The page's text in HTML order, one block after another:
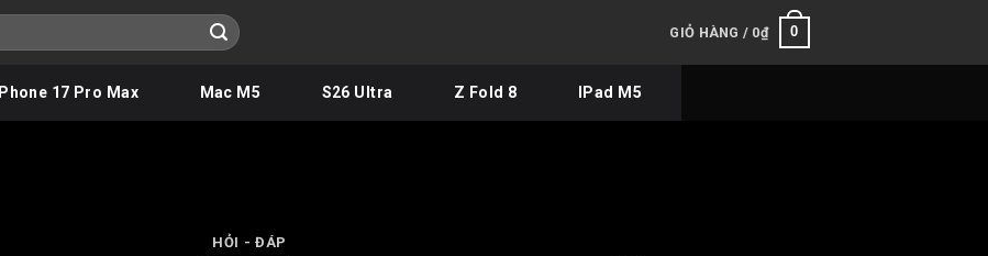
GIỎ HÀNG / 0₫ 0
IPhone 17 Pro Max Mac M5 S26 Ultra Z Fold 8 IPad M5
HỎI - ĐÁP